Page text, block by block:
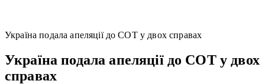
Україна подала апеляції до СОТ у двох справах
Україна подала апеляції до СОТ у двох
справах